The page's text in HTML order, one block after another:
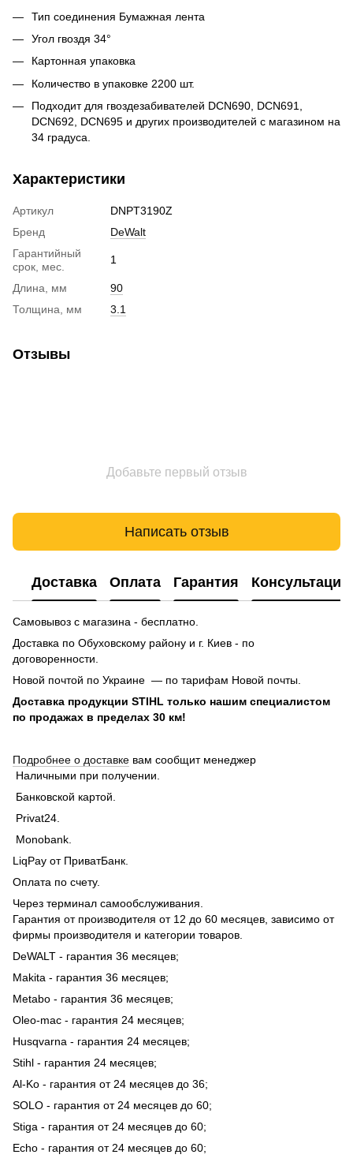
Тип соединения Бумажная лента
Угол гвоздя 34°
Картонная упаковка
Количество в упаковке 2200 шт.
Подходит для гвоздезабивателей DCN690, DCN691,
DCN692, DCN695 и других производителей с магазином на
34 градуса.
Характеристики
Артикул
DNPT3190Z
Бренд
DeWalt
Гарантийный
срок, мес.
1
Длина, мм
90
Толщина, мм
3.1
Отзывы
Добавьте первый отзыв
Написать отзыв
Доставка Оплата Гарантия Консультация
Самовывоз с магазина - бесплатно.
Доставка по Обуховскому району и г. Киев - по
договоренности.
Новой почтой по Украине — по тарифам Новой почты.
Доставка продукции STIHL только нашим специалистом
по продажах в пределах 30 км!
Подробнее о доставке вам сообщит менеджер
Наличными при получении.
Банковской картой.
Privat24.
Monobank.
LiqPay от ПриватБанк.
Оплата по счету.
Через терминал самообслуживания.
Гарантия от производителя от 12 до 60 месяцев, зависимо от
фирмы производителя и категории товаров.
DeWALT - гарантия 36 месяцев;
Makita - гарантия 36 месяцев;
Metabo - гарантия 36 месяцев;
Oleo-mac - гарантия 24 месяцев;
Husqvarna - гарантия 24 месяцев;
Stihl - гарантия 24 месяцев;
Al-Ko - гарантия от 24 месяцев до 36;
SOLO - гарантия от 24 месяцев до 60;
Stiga - гарантия от 24 месяцев до 60;
Echo - гарантия от 24 месяцев до 60;